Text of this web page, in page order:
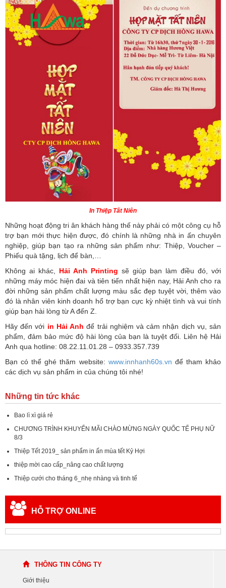
In Thiệp Tất Niên
Những hoạt động tri ân khách hàng thế này phải có một công cụ hỗ
trợ bạn mới thực hiện được, đó chính là những nhà in ấn chuyên
nghiệp, giúp bạn tạo ra những sản phẩm như: Thiệp, Voucher –
Phiếu quà tặng, lịch để bàn,…
Không ai khác, Hải Anh Printing sẽ giúp bạn làm điều đó, với
những máy móc hiện đai và tiên tiến nhất hiện nay, Hải Anh cho ra
đời những sản phẩm chất lượng màu sắc đẹp tuyệt vời, thêm vào
đó là nhân viên kinh doanh hổ trợ bạn cực kỳ nhiệt tình và vui tính
giúp bạn hài lòng từ A đến Z.
Hãy đến với in Hải Anh để trải nghiệm và cảm nhận dịch vụ, sản
phẩm, đảm bảo mức độ hài lòng của bạn là tuyệt đối. Liên hệ Hải
Anh qua hotline: 08.22.11.01.28 – 0933.357.739
Bạn có thể ghé thăm website: www.innhanh60s.vn để tham khảo
các dịch vụ sản phẩm in của chúng tôi nhé!
Những tin tức khác
Bao lì xì giá rẻ
CHƯƠNG TRÌNH KHUYẾN MÃI CHÀO MỪNG NGÀY QUỐC TẾ PHỤ NỮ
8/3
Thiệp Tết 2019_ sản phẩm in ấn mùa tết Kỷ Hợi
thiệp mời cao cấp_nâng cao chất lượng
Thiệp cưới cho tháng 6_nhẹ nhàng và tinh tế
HỖ TRỢ ONLINE
THÔNG TIN CÔNG TY
Giới thiệu